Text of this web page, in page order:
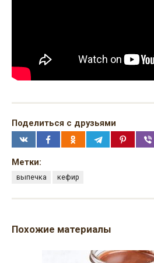
Поделиться с друзьями
Метки:
выпечка кефир
Похожие материалы